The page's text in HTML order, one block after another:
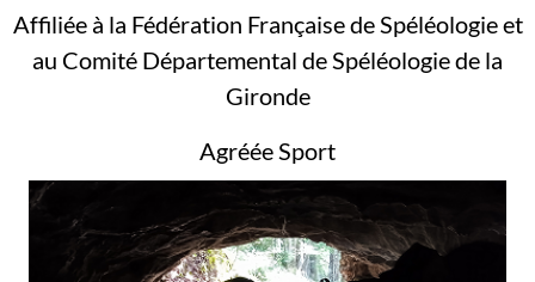
Affiliée à la Fédération Française de Spéléologie et
au Comité Départemental de Spéléologie de la
Gironde
Agréée Sport